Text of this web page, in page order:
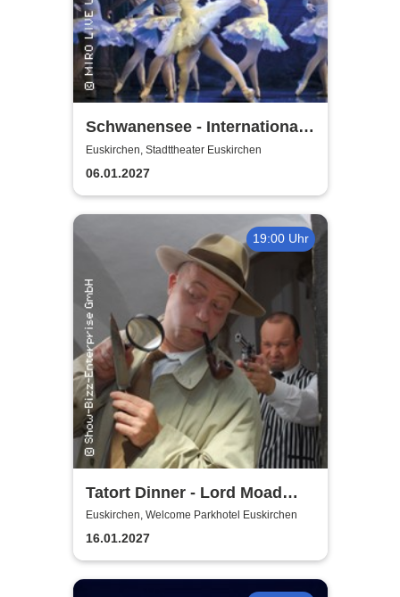
Schwanensee - International
European Ballet
Euskirchen, Stadttheater Euskirchen
06.01.2027
19:00 Uhr
Tatort Dinner - Lord Moad
lässt bitten!
Euskirchen, Welcome Parkhotel Euskirchen
16.01.2027